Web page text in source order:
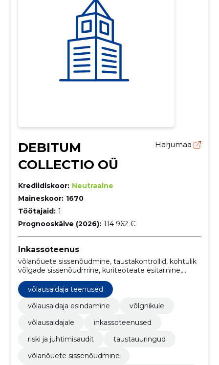
DEBITUM
COLLECTIO OÜ
Harjumaa
Krediidiskoor: Neutraalne
Maineskoor: 1670
Töötajaid: 1
Prognooskäive (2026): 114 962 €
Inkassoteenus
võlanõuete sissenõudmine, taustakontrollid, kohtulik
võlgade sissenõudmine, kuriteoteate esitamine,
võlgade sissenõudmise protsess, läbirääkimised
võlgnikega, krediidijärelevalve, võlausaldaja
esindamine, võlausaldaja esindamine
õiguskaitseorganites, taustauuringute tegemine
võlausaldaja teenused
võlausaldaja esindamine
võlgnikule
võlausaldajale
inkassoteenused
riski ja juhtimisaudit
taustauuringud
võlanõuete sissenõudmine